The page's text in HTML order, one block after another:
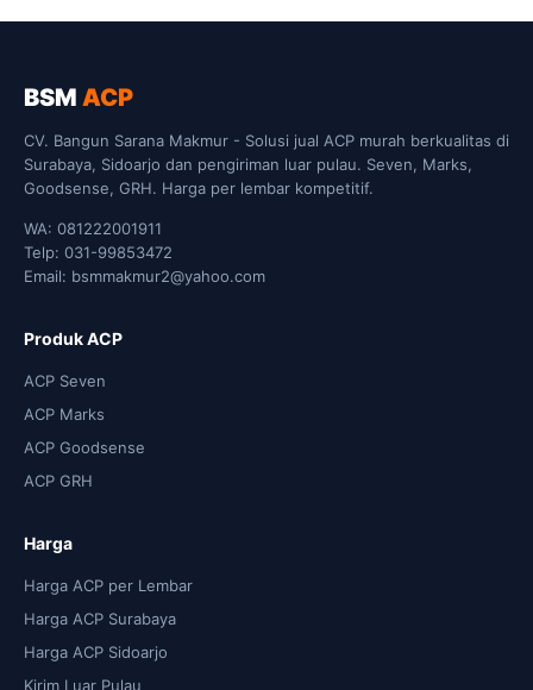
BSM ACP
CV. Bangun Sarana Makmur - Solusi jual ACP murah berkualitas di
Surabaya, Sidoarjo dan pengiriman luar pulau. Seven, Marks,
Goodsense, GRH. Harga per lembar kompetitif.
WA: 081222001911
Telp: 031-99853472
Email: bsmmakmur2@yahoo.com
Produk ACP
ACP Seven
ACP Marks
ACP Goodsense
ACP GRH
Harga
Harga ACP per Lembar
Harga ACP Surabaya
Harga ACP Sidoarjo
Kirim Luar Pulau